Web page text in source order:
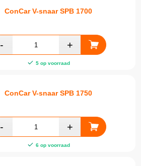
ConCar V-snaar SPB 1700
5 op voorraad
ConCar V-snaar SPB 1750
6 op voorraad